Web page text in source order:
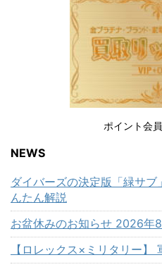
ポイント会
NEWS
ダイバーズの決定版「緑サ
んたん解説
お盆休みのお知らせ 2026年
【ロレックス×ミリタリー】